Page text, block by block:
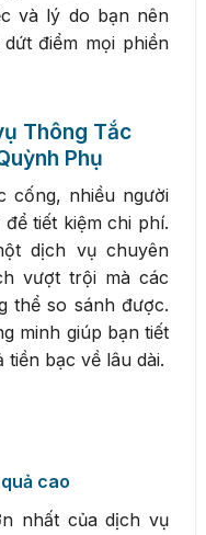
và lý do bạn nên
điểm mọi phiền
Thông Tắc
Phụ
cống, nhiều người
tiết kiệm chi phí.
dịch vụ chuyên
vượt trội mà các
thể so sánh được.
minh giúp bạn tiết
tiền bạc về lâu dài.
cao
nhất của dịch vụ